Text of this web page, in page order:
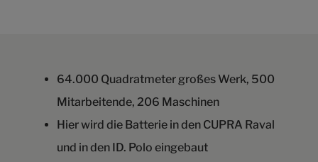
64.000 Quadratmeter großes Werk, 500
Mitarbeitende, 206 Maschinen
Hier wird die Batterie in den CUPRA Raval
und in den ID. Polo eingebaut